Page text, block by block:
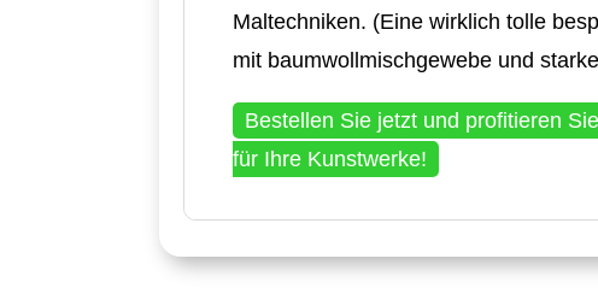
Maltechniken. (Eine wirklich tolle
mit baumwollmischgewebe und
Bestellen Sie jetzt und profitieren
für Ihre Kunstwerke!